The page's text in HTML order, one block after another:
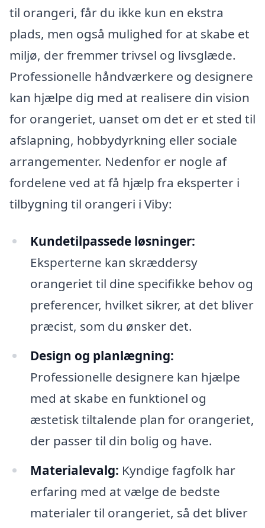
til orangeri, får du ikke kun en ekstra
plads, men også mulighed for at skabe et
miljø, der fremmer trivsel og livsglæde.
Professionelle håndværkere og designere
kan hjælpe dig med at realisere din vision
for orangeriet, uanset om det er et sted til
afslapning, hobbydyrkning eller sociale
arrangementer. Nedenfor er nogle af
fordelene ved at få hjælp fra eksperter i
tilbygning til orangeri i Viby:
Kundetilpassede løsninger:
Eksperterne kan skræddersy
orangeriet til dine specifikke behov og
preferencer, hvilket sikrer, at det bliver
præcist, som du ønsker det.
Design og planlægning:
Professionelle designere kan hjælpe
med at skabe en funktionel og
æstetisk tiltalende plan for orangeriet,
der passer til din bolig og have.
Materialevalg: Kyndige fagfolk har
erfaring med at vælge de bedste
materialer til orangeriet, så det bliver